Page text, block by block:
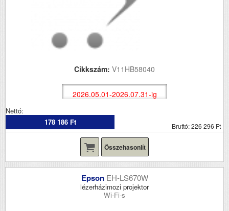
Cikkszám: V11HB58040
2026.05.01-2026.07.31-ig
Nettó:
178 186 Ft
Bruttó: 226 296 Ft
Összehasonlít
Epson EH-LS670W
lézerházimozi projektor
Wi-Fi-s